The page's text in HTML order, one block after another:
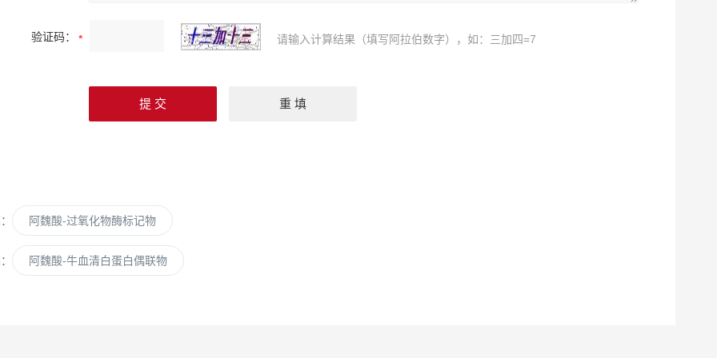
验证码： 请输入计算结果（填写阿拉伯数字），如：三加四=7
阿魏酸-过氧化物酶标记物
阿魏酸-牛血清白蛋白偶联物